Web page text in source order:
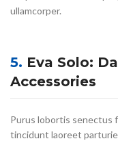
ullamcorper.
5. Eva Solo:
Accessories
Purus lobortis
tincidunt laoreet